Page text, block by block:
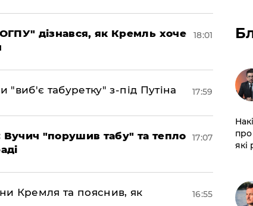
дізнався, як Кремль хоче
18:01
"виб'є табуретку" з-під Путіна 17:59
Вучич "порушив табу" та тепло
17:07
Кремля та пояснив, як
16:55
про
які